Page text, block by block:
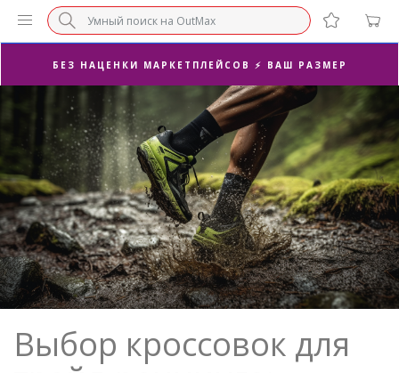
СУПЕРАКЦИЯ 🔥 2-Я ПАРА -50%
БЕЗ НАЦЕНКИ МАРКЕТПЛЕЙСОВ ⚡ ВАШ РАЗМЕР
3-Я ПАРА В ПОДАРОК 🎁
ПОСЛЕДНИЕ РАЗМЕРЫ ОТ 1500₽⚡️
СУПЕРАКЦИЯ 🔥 2-Я ПАРА -50%
Выбор кроссовок для